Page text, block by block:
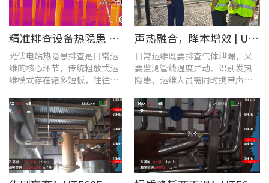
​精准排查设备热隐患 | UTi640J智能型红外热成像仪赋能光伏电站高效运维
光伏电站热隐患排查是日常运
维的核心环节，传统粗放式运
维模式存在诸多短板，往往面
境，制约电站运维效率与运行
安全性。
声热融合，降本增效 | UT568F红外声成像仪，以智能巡检筑牢气体厂区安全屏障
日常运维既要排查气体泄漏，又
要监测管线温度异动、识别发热
隐患，运维人员需同时携带声学
负重高、频繁切换工具，整体巡
检效率低下。